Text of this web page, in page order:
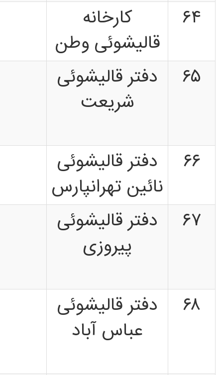
۶۴
کارخانه
قالیشوئی وطن
۶۵
دفتر قالیشوئی
شریعت
۶۶
دفتر قالیشوئی
نائین تهرانپارس
۶۷
دفتر قالیشوئی
پیروزی
۶۸
دفتر قالیشوئی
عباس آباد